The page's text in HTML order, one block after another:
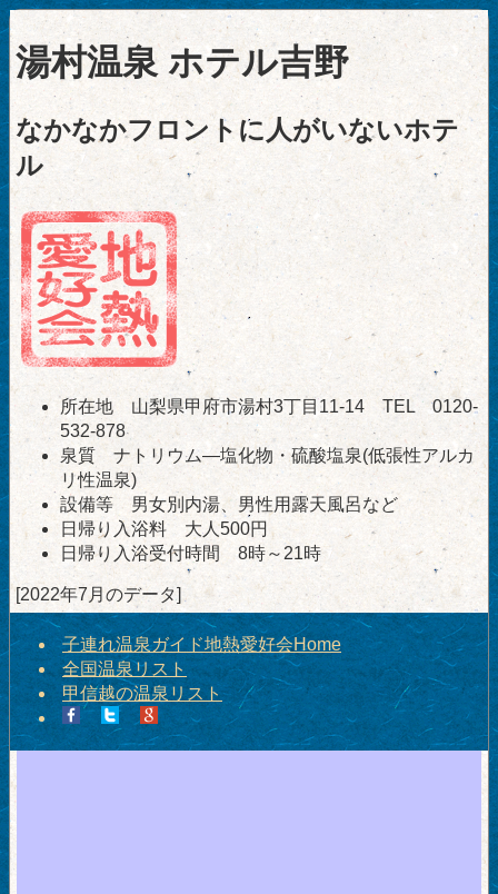
湯村温泉 ホテル吉野
なかなかフロントに人がいないホテ
ル
所在地 山梨県甲府市湯村3丁目11-14 TEL 0120-
532-878
泉質 ナトリウム―塩化物・硫酸塩泉(低張性アルカ
リ性温泉)
設備等 男女別内湯、男性用露天風呂など
日帰り入浴料 大人500円
日帰り入浴受付時間 8時～21時
[2022年7月のデータ]
子連れ温泉ガイド地熱愛好会Home
全国温泉リスト
甲信越の温泉リスト